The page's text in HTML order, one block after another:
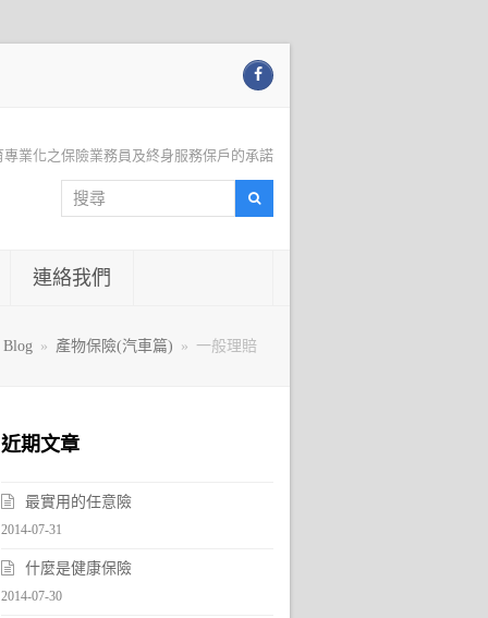
Facebook
業化之保險業務員及終身服務保戶的承諾
搜
尋
連絡我們
Blog » 產物保險(汽車篇) » 一般理賠
近期文章
最實用的任意險
2014-07-31
什麼是健康保險
2014-07-30